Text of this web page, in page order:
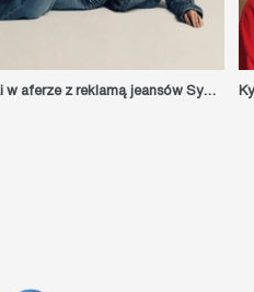
O co chodzi w aferze z reklamą jeansów Sydney Sweeney?